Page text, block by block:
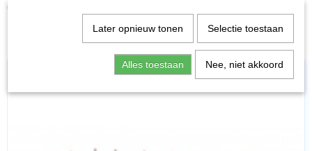
€ 21,21
Later opnieuw tonen Selectie toestaan
Alles toestaan Nee, niet akkoord